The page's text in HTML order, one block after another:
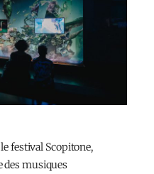
festival Scopitone,
des musiques